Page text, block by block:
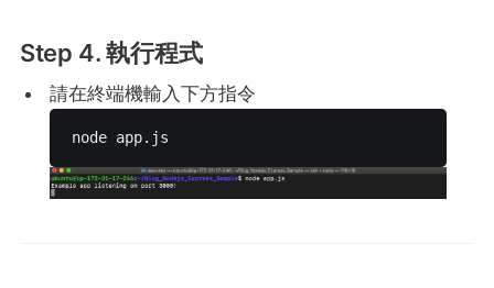
Step 4. 執行程式
請在終端機輸入下方指令
node app.js